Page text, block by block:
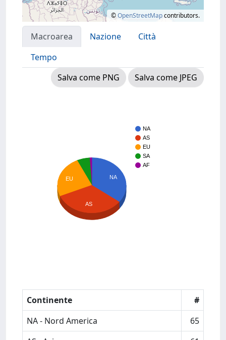
©OpenStreetMapcontributors.
Macroarea Nazione
Città
Tempo
Salva come PNG
Salva come JPEG
NA
AS
EU
SA
AF
NA
EU
AS
Continente
#
NA - Nord America
65